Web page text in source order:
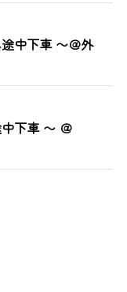
中下車 〜＠外
下車 〜 ＠